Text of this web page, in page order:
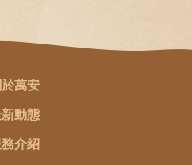
於萬安
動態
務介紹